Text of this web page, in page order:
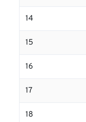
14
15
16
17
18